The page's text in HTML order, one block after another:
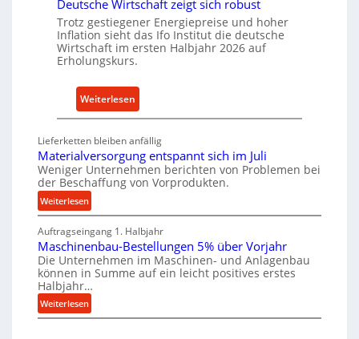
i
e
-
s
t
z
t
i
l
e
n
n
n
a
c
h
a
t
i
g
e
W
z
e
Deutsche Wirtschaft zeigt sich robust
Trotz gestiegener Energiepreise und hoher
Inflation sieht das Ifo Institut die deutsche
Wirtschaft im ersten Halbjahr 2026 auf
Erholungskurs.
Weiterlesen
D
u
t
s
h
e
W
s
Lieferketten bleiben anfällig
Materialversorgung entspannt sich im Juli
Weniger Unternehmen berichten von Problemen bei
der Beschaffung von Vorprodukten.
Weiterlesen:
M
a
t
e
r
i
a
l
Auftragseingang 1. Halbjahr
Maschinenbau-Bestellungen 5% über Vorjahr
Die Unternehmen im Maschinen- und Anlagenbau
können in Summe auf ein leicht positives erstes
Halbjahr…
Weiterlesen:
M